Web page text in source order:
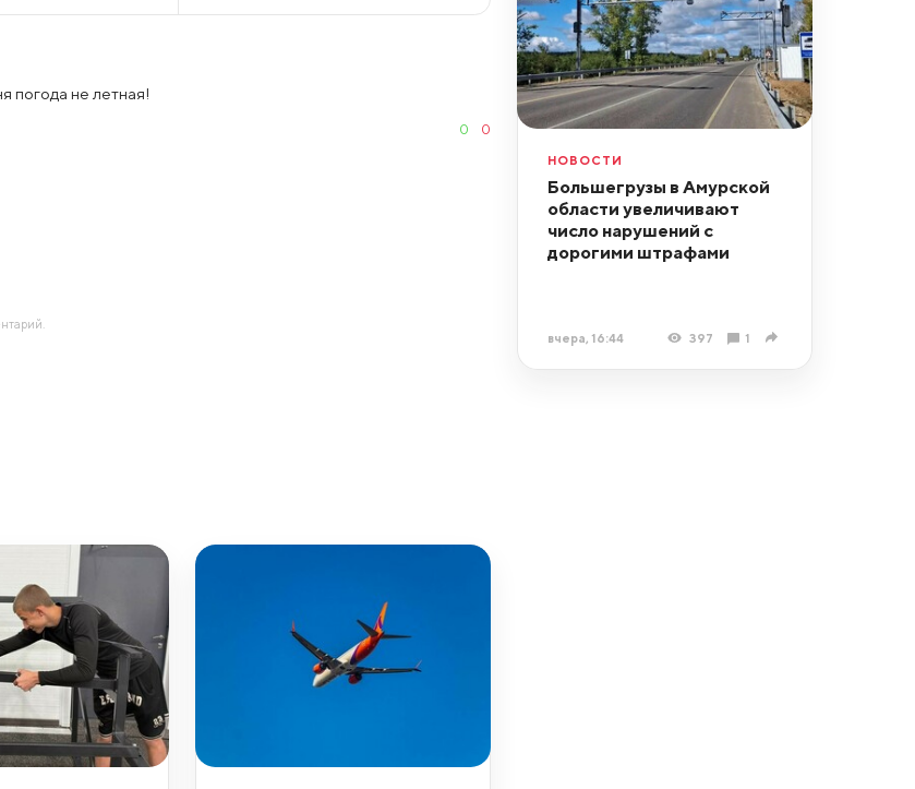
погода не летная!
0 0
НОВОСТИ
Большегрузы в Амурской
области увеличивают
число нарушений с
дорогими штрафами
вчера, 16:44 397 1